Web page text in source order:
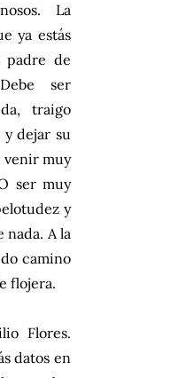
La
ya estás
padre de
ser
traigo
dejar su
venir muy
ser muy
y
nada. A la
camino
flojera.
Flores.
datos en